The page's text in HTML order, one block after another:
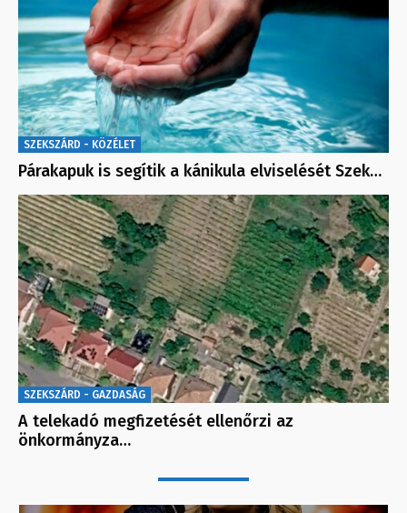
SZEKSZÁRD - KÖZÉLET
Párakapuk is segítik a kánikula elviselését Szek…
SZEKSZÁRD - GAZDASÁG
A telekadó megfizetését ellenőrzi az
önkormányza…